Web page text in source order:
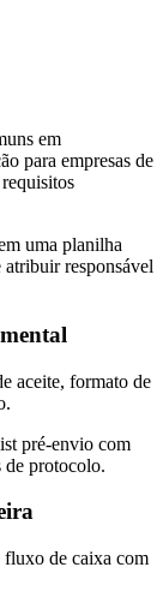
em
para empresas de
uma planilha
responsável
aceite, formato de
pré-envio com
de protocolo.
fluxo de caixa com